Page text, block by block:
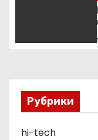
п
Рубрики
hi-tech